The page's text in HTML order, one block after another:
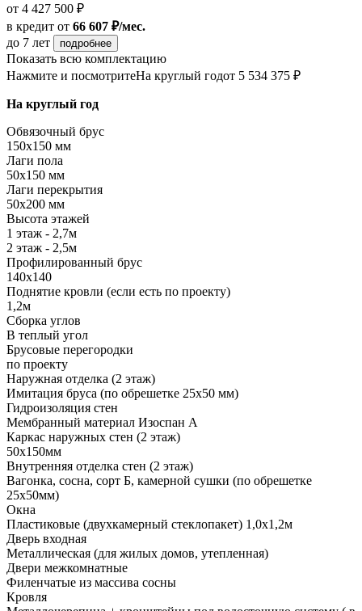
от 4 427 500 ₽
в кредит от 66 607 ₽/мес.
до 7 лет
подробнее
Показать всю комплектацию
Нажмите и посмотритеНа круглый годот 5 534 375 ₽
На круглый год
Обвязочный брус
150х150 мм
Лаги пола
50х150 мм
Лаги перекрытия
50х200 мм
Высота этажей
1 этаж - 2,7м
2 этаж - 2,5м
Профилированный брус
140х140
Поднятие кровли (если есть по проекту)
1,2м
Сборка углов
В теплый угол
Брусовые перегородки
по проекту
Наружная отделка (2 этаж)
Имитация бруса (по обрешетке 25х50 мм)
Гидроизоляция стен
Мембранный материал Изоспан А
Каркас наружных стен (2 этаж)
50х150мм
Внутренняя отделка стен (2 этаж)
Вагонка, сосна, сорт Б, камерной сушки (по обрешетке
25х50мм)
Окна
Пластиковые (двухкамерный стеклопакет) 1,0х1,2м
Дверь входная
Металлическая (для жилых домов, утепленная)
Двери межкомнатные
Филенчатые из массива сосны
Кровля